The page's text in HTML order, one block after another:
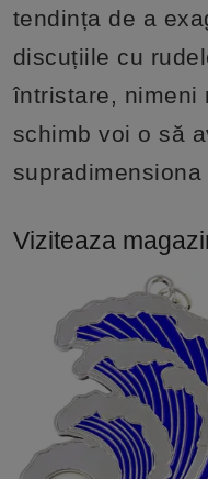
tendința de a
discuțiile cu
întristare, nimeni
schimb voi o să
supradimensiona
Viziteaza